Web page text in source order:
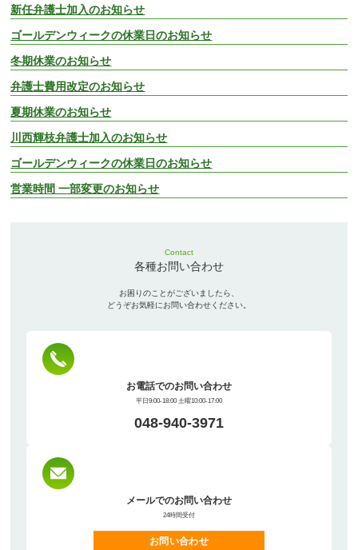
新任弁護士加入のお知らせ
ゴールデンウィークの休業日のお知らせ
冬期休業のお知らせ
弁護士費用改定のお知らせ
夏期休業のお知らせ
川西輝枝弁護士加入のお知らせ
ゴールデンウィークの休業日のお知らせ
営業時間 一部変更のお知らせ
Contact
各種お問い合わせ
お困りのことがございましたら、
どうぞお気軽にお問い合わせください。
お電話でのお問い合わせ
平日9:00-18:00 土曜10:00-17:00
048-940-3971
メールでのお問い合わせ
24時間受付
お問い合わせ